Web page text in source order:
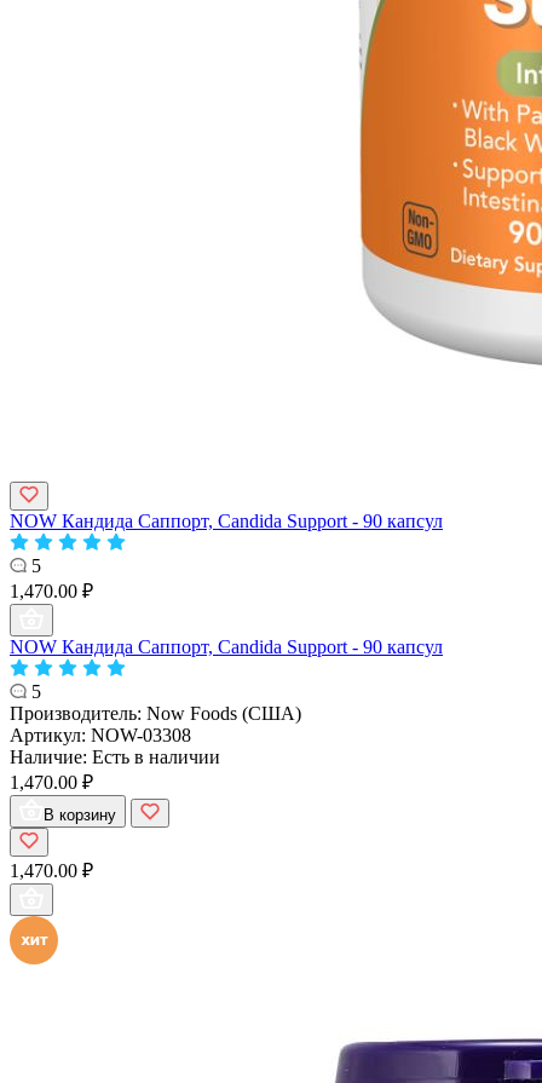
NOW Кандида Саппорт, Candida Support - 90 капсул
5
1,470.00 ₽
NOW Кандида Саппорт, Candida Support - 90 капсул
5
Производитель: Now Foods (США)
Артикул: NOW-03308
Наличие: Есть в наличии
1,470.00 ₽
В корзину
1,470.00 ₽